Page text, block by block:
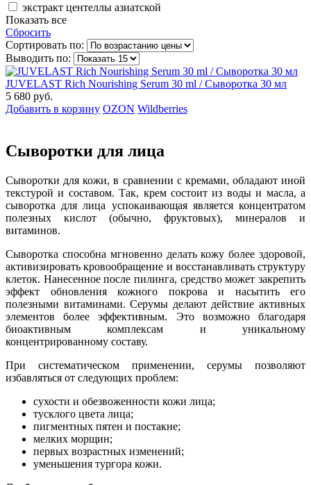
экстракт центеллы азиатской
Показать все
Сбросить
Сортировать по:
Выводить по:
JUVELAST Rich Nourishing Serum 30 ml / Сыворотка 30 мл
5 680 руб.
Добавить в корзину OZON Wildberries
Сыворотки для лица
Сыворотки для кожи, в сравнении с кремами, обладают иной
текстурой и составом. Так, крем состоит из воды и масла, а
сыворотка для лица успокаивающая является концентратом
полезных кислот (обычно, фруктовых), минералов и
витаминов.
Сыворотка способна мгновенно делать кожу более здоровой,
активизировать кровообращение и восстанавливать структуру
клеток. Нанесенное после пилинга, средство может закрепить
эффект обновления кожного покрова и насытить его
полезными витаминами. Серумы делают действие активных
элементов более эффективным. Это возможно благодаря
биоактивным комплексам и уникальному
концентрированному составу.
При систематическом применении, серумы позволяют
избавляться от следующих проблем:
сухости и обезвоженности кожи лица;
тусклого цвета лица;
пигментных пятен и постакне;
мелких морщин;
первых возрастных изменений;
уменьшения тургора кожи.